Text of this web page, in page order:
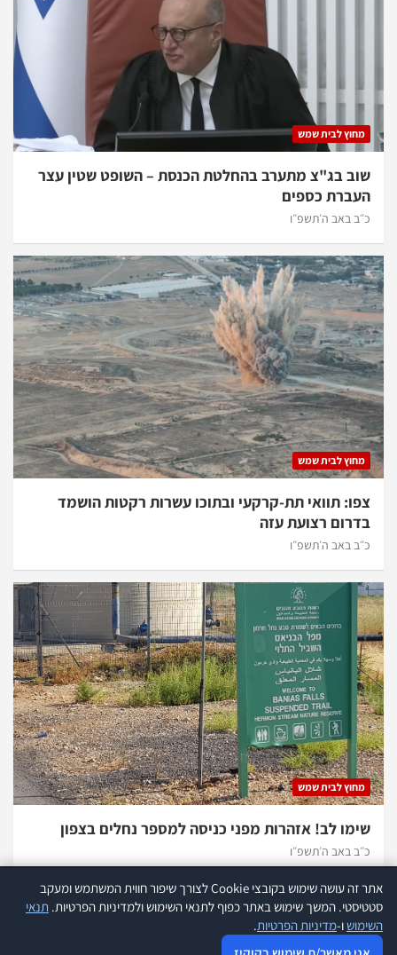
מחוץ לבית שמש
שוב בג"צ מתערב בהחלטת הכנסת – השופט שטין עצר
העברת כספים
כ״ב באב ה׳תשפ״ו
מחוץ לבית שמש
צפו: תוואי תת-קרקעי ובתוכו עשרות רקטות הושמד
בדרום רצועת עזה
כ״ב באב ה׳תשפ״ו
מחוץ לבית שמש
שימו לב! אזהרות מפני כניסה למספר נחלים בצפון
כ״ב באב ה׳תשפ״ו
כל הזכויות שמורות להנהלת אתר 418 |
אתר זה עושה שימוש בקובצי Cookie לצורך שיפור חווית המשתמש ומעקב
סטטיסטי. המשך שימוש באתר כפוף לתנאי השימוש ולמדיניות הפרטיות. תנאי
השימושו-מדיניות הפרטיות.
אתר זה עושה שימוש בקוקיז לצורך שיפור חווית המשתמש ומעקב סטטיסטי.
עוד